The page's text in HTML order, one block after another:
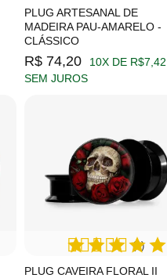
PLUG ARTESANAL DE
MADEIRA PAU-AMARELO -
CLÁSSICO
R$ 74,20
10X DE R$7,42
SEM JUROS
PLUG CAVEIRA FLORAL II
(1)